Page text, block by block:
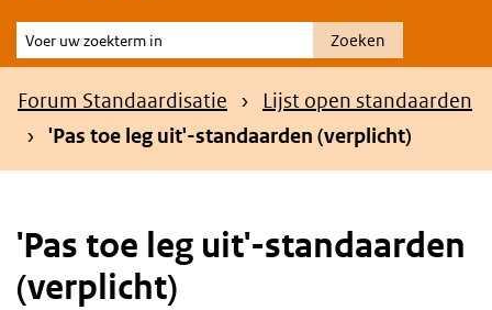
Voer
uw
zoekterm
Zoeken
Kruimelpad
Forum Standaardisatie
Lijst open standaarden
'Pas toe leg uit'-standaarden (verplicht)
'Pas toe leg uit'-standaarden
(verplicht)